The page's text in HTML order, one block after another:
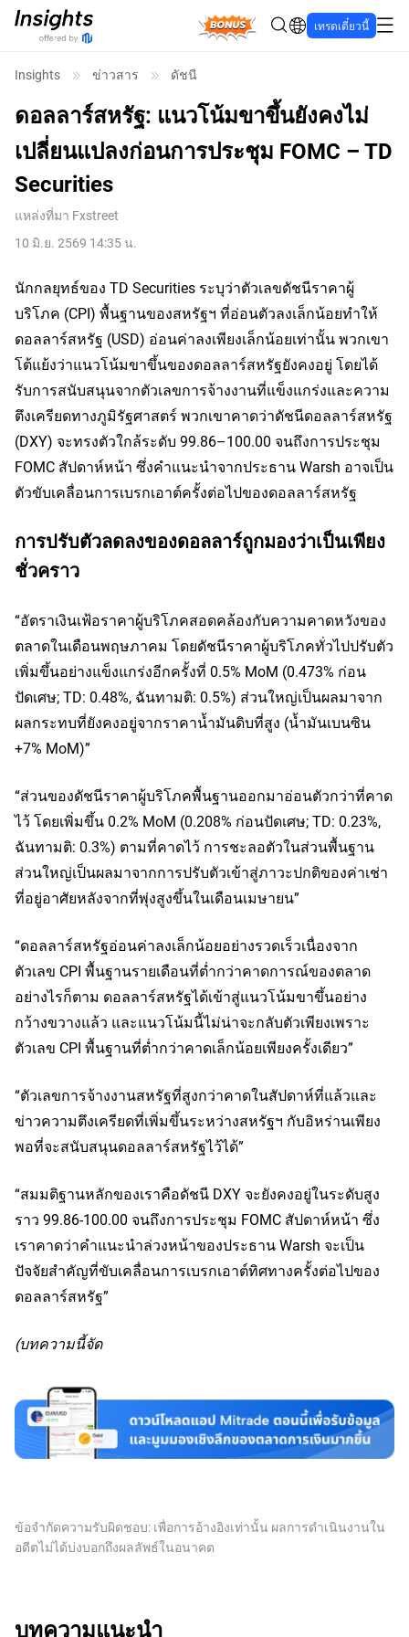
Bonus เทรดเดี๋ยวนี้
Insights ข่าวสาร ดัชนี
ดอลลาร์สหรัฐ: แนวโน้มขาขึ้นยังคงไม่
เปลี่ยนแปลงก่อนการประชุม FOMC – TD
Securities
แหล่งที่มา Fxstreet
10 มิ.ย. 2569 14:35 น.
นักกลยุทธ์ของ TD Securities ระบุว่าตัวเลขดัชนีราคาผู้
บริโภค (CPI) พื้นฐานของสหรัฐฯ ที่อ่อนตัวลงเล็กน้อยทำให้
ดอลลาร์สหรัฐ (USD) อ่อนค่าลงเพียงเล็กน้อยเท่านั้น พวกเขา
โต้แย้งว่าแนวโน้มขาขึ้นของดอลลาร์สหรัฐยังคงอยู่ โดยได้
รับการสนับสนุนจากตัวเลขการจ้างงานที่แข็งแกร่งและความ
ตึงเครียดทางภูมิรัฐศาสตร์ พวกเขาคาดว่าดัชนีดอลลาร์สหรัฐ
(DXY) จะทรงตัวใกล้ระดับ 99.86–100.00 จนถึงการประชุม
FOMC สัปดาห์หน้า ซึ่งคำแนะนำจากประธาน Warsh อาจเป็น
ตัวขับเคลื่อนการเบรกเอาต์ครั้งต่อไปของดอลลาร์สหรัฐ
การปรับตัวลดลงของดอลลาร์ถูกมองว่าเป็นเพียง
ชั่วคราว
“อัตราเงินเฟ้อราคาผู้บริโภคสอดคล้องกับความคาดหวังของ
ตลาดในเดือนพฤษภาคม โดยดัชนีราคาผู้บริโภคทั่วไปปรับตัว
เพิ่มขึ้นอย่างแข็งแกร่งอีกครั้งที่ 0.5% MoM (0.473% ก่อน
ปัดเศษ; TD: 0.48%, ฉันทามติ: 0.5%) ส่วนใหญ่เป็นผลมาจาก
ผลกระทบที่ยังคงอยู่จากราคาน้ำมันดิบที่สูง (น้ำมันเบนซิน
+7% MoM)”
“ส่วนของดัชนีราคาผู้บริโภคพื้นฐานออกมาอ่อนตัวกว่าที่คาด
ไว้ โดยเพิ่มขึ้น 0.2% MoM (0.208% ก่อนปัดเศษ; TD: 0.23%,
ฉันทามติ: 0.3%) ตามที่คาดไว้ การชะลอตัวในส่วนพื้นฐาน
ส่วนใหญ่เป็นผลมาจากการปรับตัวเข้าสู่ภาวะปกติของค่าเช่า
ที่อยู่อาศัยหลังจากที่พุ่งสูงขึ้นในเดือนเมษายน”
“ดอลลาร์สหรัฐอ่อนค่าลงเล็กน้อยอย่างรวดเร็วเนื่องจาก
ตัวเลข CPI พื้นฐานรายเดือนที่ต่ำกว่าคาดการณ์ของตลาด
อย่างไรก็ตาม ดอลลาร์สหรัฐได้เข้าสู่แนวโน้มขาขึ้นอย่าง
กว้างขวางแล้ว และแนวโน้มนี้ไม่น่าจะกลับตัวเพียงเพราะ
ตัวเลข CPI พื้นฐานที่ต่ำกว่าคาดเล็กน้อยเพียงครั้งเดียว”
“ตัวเลขการจ้างงานสหรัฐที่สูงกว่าคาดในสัปดาห์ที่แล้วและ
ข่าวความตึงเครียดที่เพิ่มขึ้นระหว่างสหรัฐฯ กับอิหร่านเพียง
พอที่จะสนับสนุนดอลลาร์สหรัฐไว้ได้”
“สมมติฐานหลักของเราคือดัชนี DXY จะยังคงอยู่ในระดับสูง
ราว 99.86-100.00 จนถึงการประชุม FOMC สัปดาห์หน้า ซึ่ง
เราคาดว่าคำแนะนำล่วงหน้าของประธาน Warsh จะเป็น
ปัจจัยสำคัญที่ขับเคลื่อนการเบรกเอาต์ทิศทางครั้งต่อไปของ
ดอลลาร์สหรัฐ”
(บทความนี้จัด
ข้อจำกัดความรับผิดชอบ: เพื่อการอ้างอิงเท่านั้น ผลการดำเนินงานใน
อดีตไม่ได้บ่งบอกถึงผลลัพธ์ในอนาคต
บทความแนะนำ